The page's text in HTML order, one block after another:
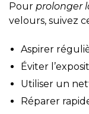
Pour prolonger
velours, suivez
Aspirer
Éviter
Utiliser un
Réparer